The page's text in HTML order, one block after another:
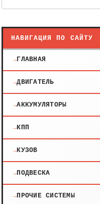
НАВИГАЦИЯ ПО САЙТУ
ГЛАВНАЯ
ДВИГАТЕЛЬ
АККУМУЛЯТОРЫ
КПП
КУЗОВ
ПОДВЕСКА
ПРОЧИЕ СИСТЕМЫ